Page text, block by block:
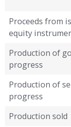
Proceeds from
equity
Production of
progress
Production of
progress
Production sold